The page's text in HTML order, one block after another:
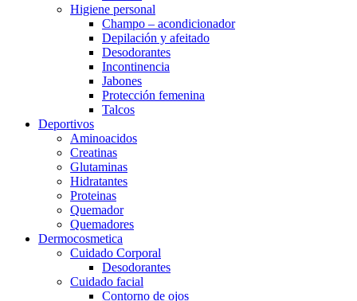
Higiene personal
Champo – acondicionador
Depilación y afeitado
Desodorantes
Incontinencia
Jabones
Protección femenina
Talcos
Deportivos
Aminoacidos
Creatinas
Glutaminas
Hidratantes
Proteinas
Quemador
Quemadores
Dermocosmetica
Cuidado Corporal
Desodorantes
Cuidado facial
Contorno de ojos